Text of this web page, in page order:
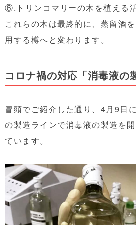
⑥.トリンコマリーの木を植える
これらの木は最終的に、蒸留酒
用する樽へと変わります。
コロナ禍の対応「消毒液の
冒頭でご紹介した通り、4月9日
の製造ラインで消毒液の製造を
ています。